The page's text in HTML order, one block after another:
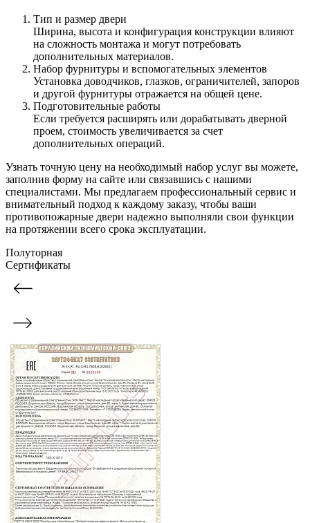
Тип и размер двери
Ширина, высота и конфигурация конструкции влияют
на сложность монтажа и могут потребовать
дополнительных материалов.
Набор фурнитуры и вспомогательных элементов
Установка доводчиков, глазков, ограничителей, запоров
и другой фурнитуры отражается на общей цене.
Подготовительные работы
Если требуется расширять или дорабатывать дверной
проем, стоимость увеличивается за счет
дополнительных операций.
Узнать точную цену на необходимый набор услуг вы можете,
заполнив форму на сайте или связавшись с нашими
специалистами. Мы предлагаем профессиональный сервис и
внимательный подход к каждому заказу, чтобы ваши
противопожарные двери надежно выполняли свои функции
на протяжении всего срока эксплуатации.
Полуторная
Сертификаты